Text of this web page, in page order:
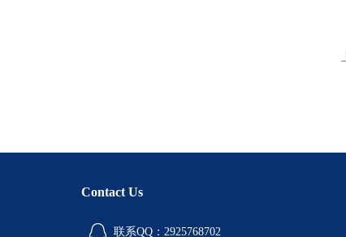
Contact Us
联系QQ：2925768702